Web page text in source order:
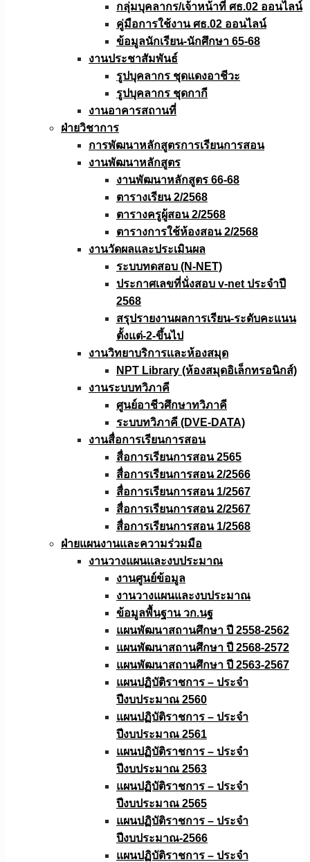
กลุ่มบุคลากร/เจ้าหน้าที่ ศธ.02 ออนไลน์
คู่มือการใช้งาน ศธ.02 ออนไลน์
ข้อมูลนักเรียน-นักศึกษา 65-68
งานประชาสัมพันธ์
รูปบุคลากร ชุดแดงอาชีวะ
รูปบุคลากร ชุดกากี
งานอาคารสถานที่
ฝ่ายวิชาการ
การพัฒนาหลักสูตรการเรียนการสอน
งานพัฒนาหลักสูตร
งานพัฒนาหลักสูตร 66-68
ตารางเรียน 2/2568
ตารางครูผู้สอน 2/2568
ตารางการใช้ห้องสอน 2/2568
งานวัดผลเเละประเมินผล
ระบบทดสอบ (N-NET)
ประกาศเลขที่นั่งสอบ v-net ประจำปี
2568
สรุปรายงานผลการเรียน-ระดับคะแนน
ตั้งแต่-2-ขึ้นไป
งานวิทยาบริการเเละห้องสมุด
NPT Library (ห้องสมุดอิเล็กทรอนิกส์)
งานระบบทวิภาคี
ศูนย์อาชีวศึกษาทวิภาคี
ระบบทวิภาคี (DVE-DATA)
งานสื่อการเรียนการสอน
สื่อการเรียนการสอน 2565
สื่อการเรียนการสอน 2/2566
สื่อการเรียนการสอน 1/2567
สื่อการเรียนการสอน 2/2567
สื่อการเรียนการสอน 1/2568
ฝ่ายแผนงานเเละความร่วมมือ
งานวางแผนเเละงบประมาณ
งานศูนย์ข้อมูล
งานวางแผนและงบประมาณ
ข้อมูลพื้นฐาน วก.นฐ
แผนพัฒนาสถานศึกษา ปี 2558-2562
แผนพัฒนาสถานศึกษา ปี 2568-2572
แผนพัฒนาสถานศึกษา ปี 2563-2567
แผนปฏิบัติราชการ – ประจำ
ปีงบประมาณ 2560
แผนปฏิบัติราชการ – ประจำ
ปีงบประมาณ 2561
แผนปฏิบัติราชการ – ประจำ
ปีงบประมาณ 2563
แผนปฏิบัติราชการ – ประจำ
ปีงบประมาณ 2565
แผนปฏิบัติราชการ – ประจำ
ปีงบประมาณ-2566
แผนปฏิบัติราชการ – ประจำ